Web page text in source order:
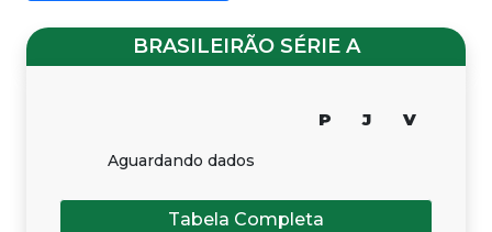
BRASILEIRÃO SÉRIE A
P J V
Aguardando dados
Tabela Completa